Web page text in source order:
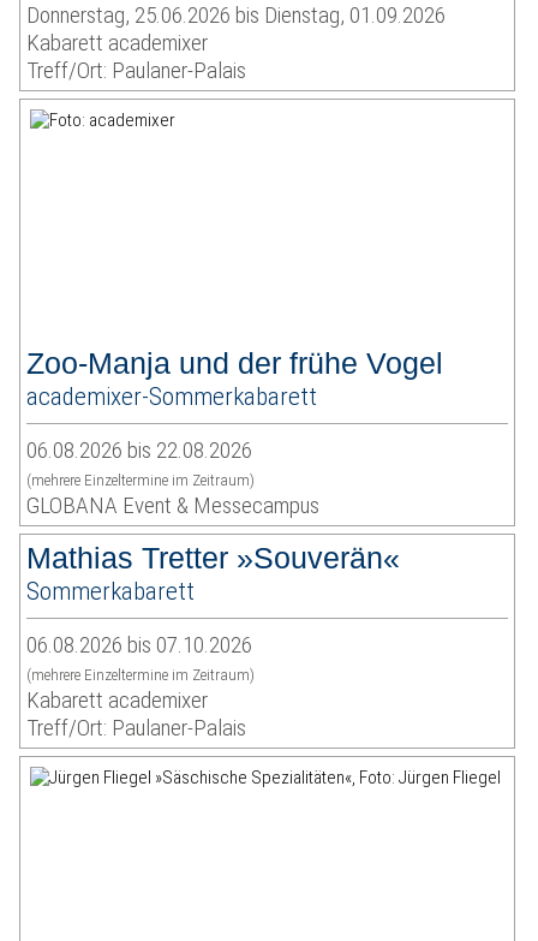
Donnerstag, 25.06.2026 bis Dienstag, 01.09.2026
Kabarett academixer
Treff/Ort: Paulaner-Palais
Zoo-Manja und der frühe Vogel
academixer-Sommerkabarett
06.08.2026 bis 22.08.2026
(mehrere Einzeltermine im Zeitraum)
GLOBANA Event & Messecampus
Mathias Tretter »Souverän«
Sommerkabarett
06.08.2026 bis 07.10.2026
(mehrere Einzeltermine im Zeitraum)
Kabarett academixer
Treff/Ort: Paulaner-Palais